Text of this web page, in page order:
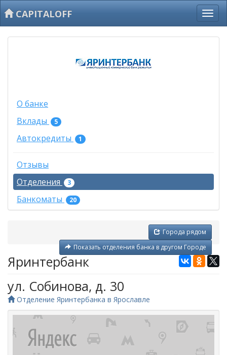
CAPITALOFF
О банке
Вклады
5
Автокредиты 1
Отзывы
Отделения
3
Банкоматы 20
Города рядом
Показать отделения банка в другом Городе
Яринтербанк
ул. Собинова, д. 30
Отделение Яринтербанка в Ярославле